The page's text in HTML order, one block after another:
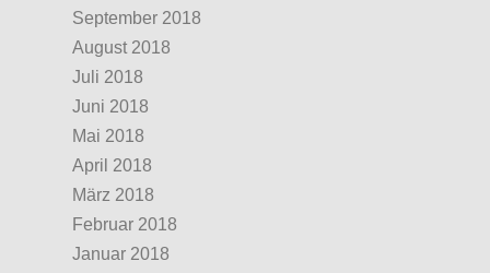
September 2018
August 2018
Juli 2018
Juni 2018
Mai 2018
April 2018
März 2018
Februar 2018
Januar 2018